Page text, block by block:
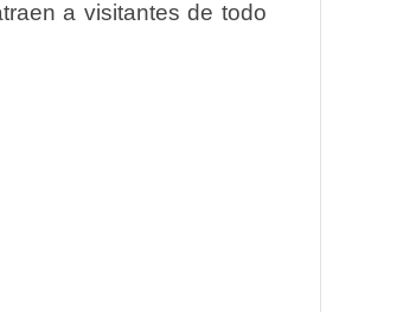
a visitantes de todo